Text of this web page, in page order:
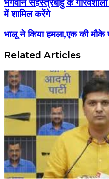
भगवान सहस्त्रबाहु के
में शामिल करेंगे
भालू ने किया हमला,एक की मौके
Related Articles